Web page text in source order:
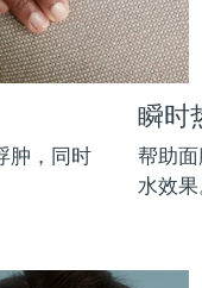
肿，同时
瞬时
帮助
水效
removal
Prep Gel
gel
serum
Solution
.
预计送达日期13/8/26
预计送达日期12/8/26
13/8/26
10/8/26